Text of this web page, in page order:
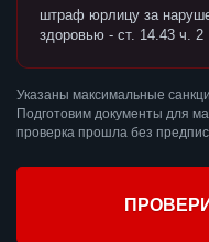
штраф юрлицу за
здоровью - ст. 14.43 ч.
Указаны максимальные
Подготовим документы для
проверка прошла без